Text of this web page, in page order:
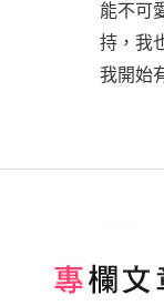
能不可
持，我
我開始